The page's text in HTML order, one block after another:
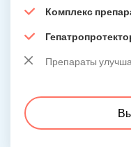
Комплекс
Препараты